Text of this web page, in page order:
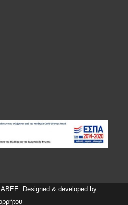
Designed & developed by